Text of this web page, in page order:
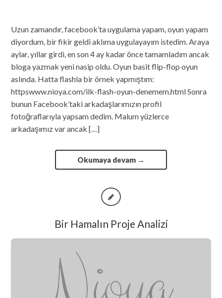
Uzun zamandır, facebook’ta uygulama yapam, oyun yapam
diyordum, bir fikir geldi aklıma uygulayayım istedim. Araya
aylar, yıllar girdi, en son 4 ay kadar önce tamamladım ancak
bloga yazmak yeni nasip oldu. Oyun basit flip-flop oyun
aslında. Hatta flashla bir örnek yapmıştım:
httpswww.nioya.com/ilk-flash-oyun-denemem.html Sonra
bunun Facebook’taki arkadaşlarımızın profil
fotoğraflarıyla yapsam dedim. Malum yüzlerce
arkadaşımız var ancak […]
Okumaya devam →
Bir Hamalın Proje Analizi